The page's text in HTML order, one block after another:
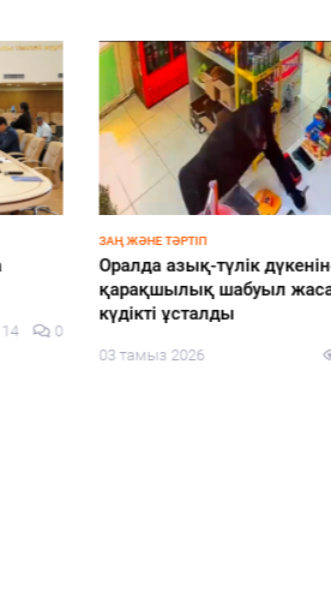
0
ЗАҢ ЖӘНЕ ТӘРТІП
Оралда азық-түлік дүкеніне
қарақшылық шабуыл
күдікті ұсталды
03 тамыз 2026